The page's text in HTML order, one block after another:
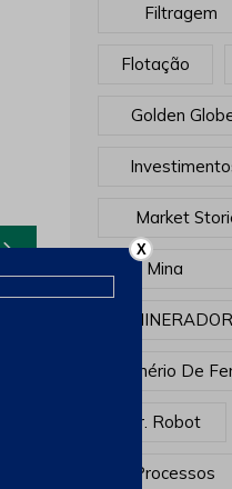
Filtragem
Flotação
Golden
Market
Mina
Minério De
Mr. Robot
Processos
X